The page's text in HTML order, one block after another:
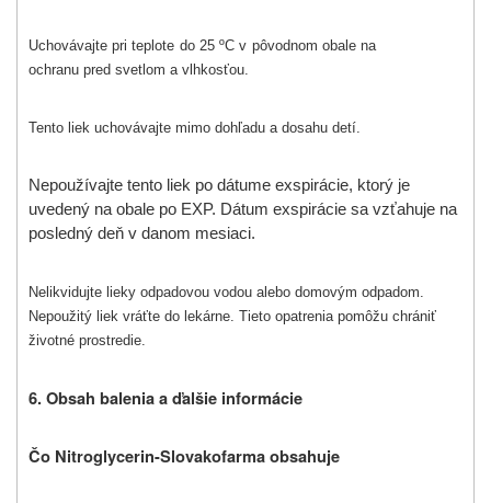
Uchovávajte pri teplote do 25 ºC v pôvodnom obale na
ochranu pred svetlom a vlhkosťou.
Tento liek uchovávajte mimo dohľadu a dosahu detí.
Nepoužívajte tento liek po dátume exspirácie, ktorý je
uvedený na obale po EXP. Dátum exspirácie sa vzťahuje na
posledný deň v danom mesiaci.
Nelikvidujte lieky odpadovou vodou alebo domovým odpadom.
Nepoužitý liek vráťte do lekárne. Tieto opatrenia pomôžu chrániť
životné prostredie.
6. Obsah balenia a ďalšie informácie
Čo Nitroglycerin-Slovakofarma obsahuje